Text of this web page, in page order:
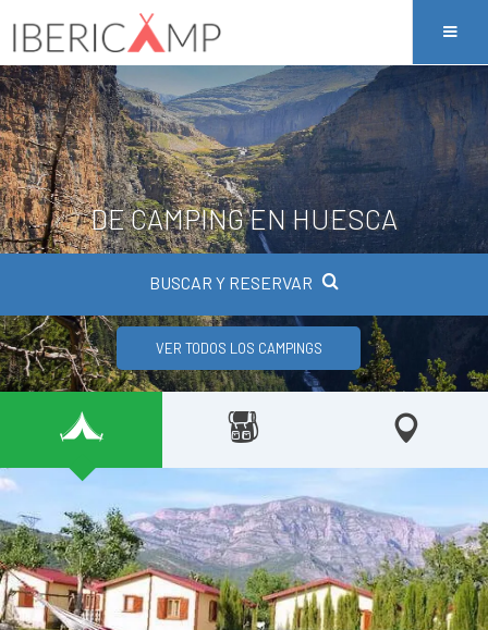
DE CAMPING EN HUESCA
BUSCAR Y RESERVAR
VER TODOS LOS CAMPINGS